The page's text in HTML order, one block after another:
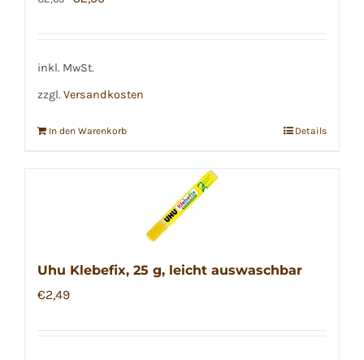
€2,69
inkl. MwSt.
zzgl. Versandkosten
In den Warenkorb Details
Uhu Klebefix, 25 g, leicht auswaschbar
€2,49